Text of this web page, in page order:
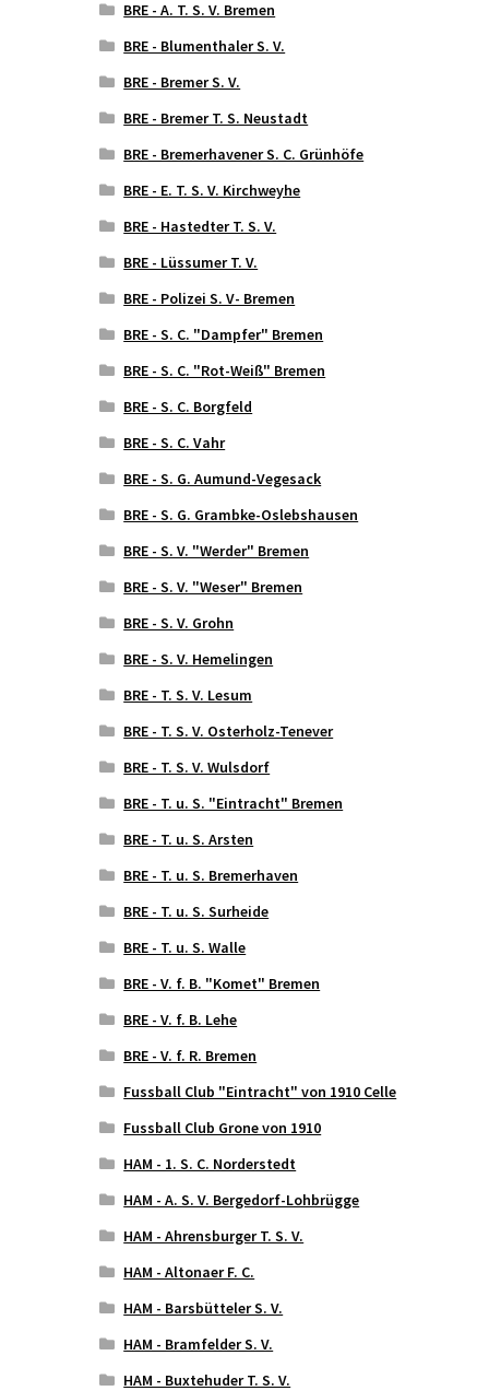
BRE - A. T. S. V. Bremen
BRE - Blumenthaler S. V.
BRE - Bremer S. V.
BRE - Bremer T. S. Neustadt
BRE - Bremerhavener S. C. Grünhöfe
BRE - E. T. S. V. Kirchweyhe
BRE - Hastedter T. S. V.
BRE - Lüssumer T. V.
BRE - Polizei S. V- Bremen
BRE - S. C. "Dampfer" Bremen
BRE - S. C. "Rot-Weiß" Bremen
BRE - S. C. Borgfeld
BRE - S. C. Vahr
BRE - S. G. Aumund-Vegesack
BRE - S. G. Grambke-Oslebshausen
BRE - S. V. "Werder" Bremen
BRE - S. V. "Weser" Bremen
BRE - S. V. Grohn
BRE - S. V. Hemelingen
BRE - T. S. V. Lesum
BRE - T. S. V. Osterholz-Tenever
BRE - T. S. V. Wulsdorf
BRE - T. u. S. "Eintracht" Bremen
BRE - T. u. S. Arsten
BRE - T. u. S. Bremerhaven
BRE - T. u. S. Surheide
BRE - T. u. S. Walle
BRE - V. f. B. "Komet" Bremen
BRE - V. f. B. Lehe
BRE - V. f. R. Bremen
Fussball Club "Eintracht" von 1910 Celle
Fussball Club Grone von 1910
HAM - 1. S. C. Norderstedt
HAM - A. S. V. Bergedorf-Lohbrügge
HAM - Ahrensburger T. S. V.
HAM - Altonaer F. C.
HAM - Barsbütteler S. V.
HAM - Bramfelder S. V.
HAM - Buxtehuder T. S. V.